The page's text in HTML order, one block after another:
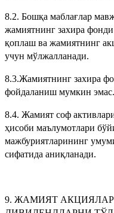
8.2. Бошқа маблағлар
жамиятнинг захира
қоплаш ва жамиятнинг
учун мўлжалланади.
8.3.Жамиятнинг захира
фойдаланиш мумкин эмас.
8.4. Жамият соф
ҳисоби маълумотлари
мажбуриятларининг
сифатида аниқланади.
9. ЖАМИЯТ